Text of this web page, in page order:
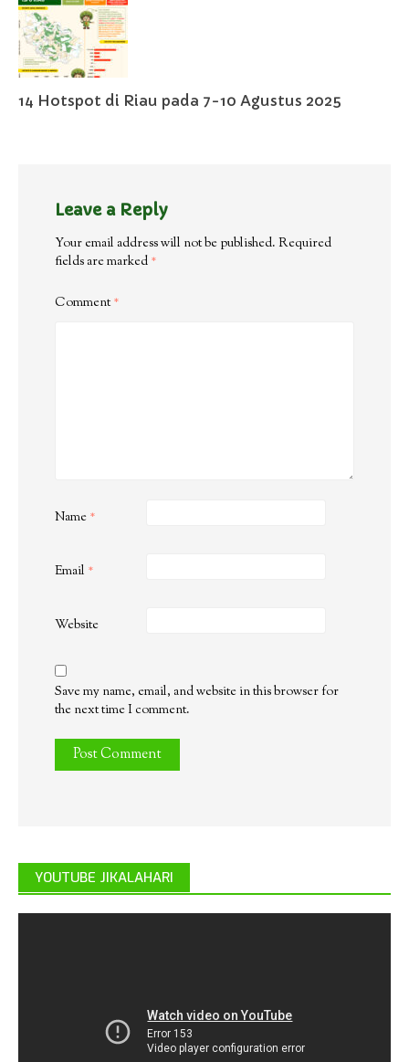
14 Hotspot di Riau pada 7-10 Agustus 2025
Leave a Reply
Your email address will not be published. Required
fields are marked *
Comment*
Name *
Email *
Website
Save my name, email, and website in this browser for
the next time I comment.
YOUTUBE JIKALAHARI